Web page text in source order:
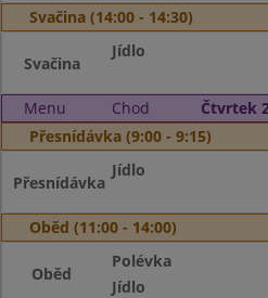
Svačina (14:00 - 14:30)
Svačina
Jídlo
Menu Chod
Čtvrtek
Přesnídávka (9:00 - 9:15)
Přesnídávka
Jídlo
Oběd (11:00 - 14:00)
Oběd
Polévka
Jídlo